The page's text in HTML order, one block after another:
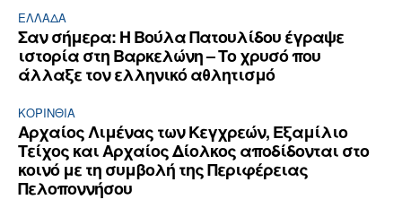
ΕΛΛΆΔΑ
Σαν σήμερα: Η Βούλα Πατουλίδου έγραψε
ιστορία στη Βαρκελώνη – Το χρυσό που
άλλαξε τον ελληνικό αθλητισμό
ΚΟΡΙΝΘΊΑ
Αρχαίος Λιμένας των Κεγχρεών, Εξαμίλιο
Τείχος και Aρχαίος Δίολκος αποδίδονται στο
κοινό με τη συμβολή της Περιφέρειας
Πελοποννήσου